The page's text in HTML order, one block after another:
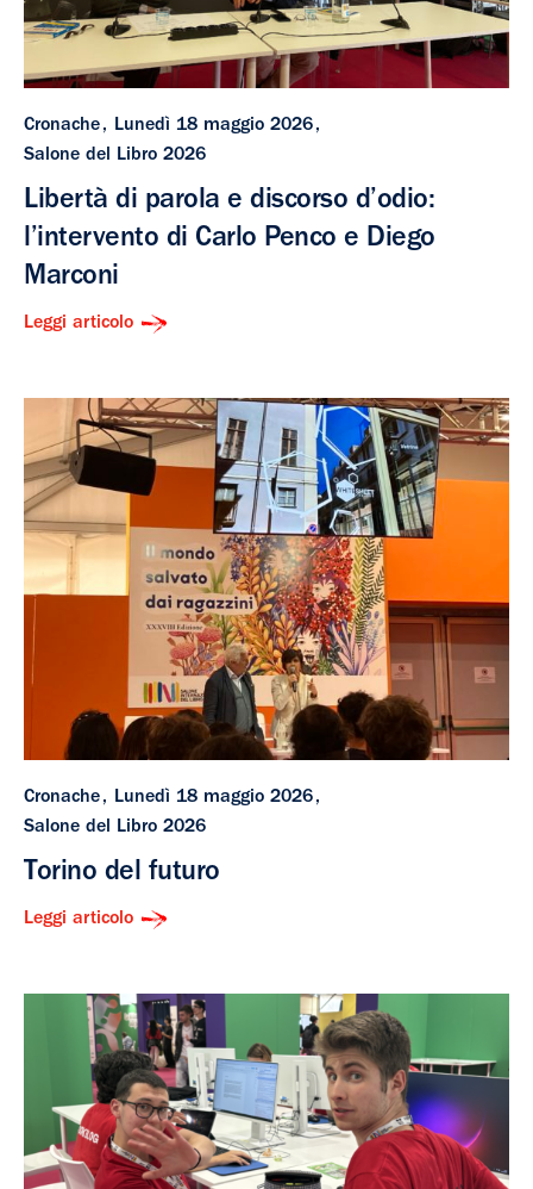
Cronache
Lunedì 18 maggio 2026
Salone del Libro 2026
Libertà di parola e discorso d’odio:
l’intervento di Carlo Penco e Diego
Marconi
Leggi articolo
Cronache
Lunedì 18 maggio 2026
Salone del Libro 2026
Torino del futuro
Leggi articolo